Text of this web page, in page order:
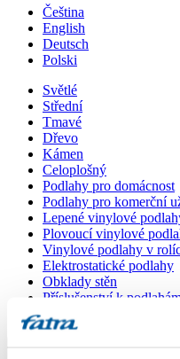
Čeština
English
Deutsch
Polski
Světlé
Střední
Tmavé
Dřevo
Kámen
Celoplošný
Podlahy pro domácnost
Podlahy pro komerční
Lepené vinylové
Plovoucí vinylové
Vinylové podlahy v
Elektrostatické podlahy
Obklady stěn
Příslušenství k
Všechny podlahy